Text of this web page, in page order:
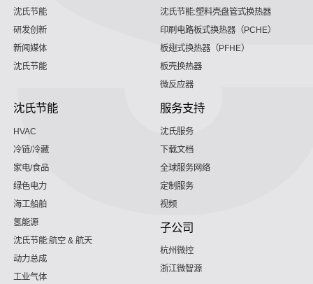
沈氏节能
研发创新
新闻媒体
沈氏节能
沈氏节能:塑料壳盘管式换热器
印刷电路板式换热器（PCHE）
板翅式换热器（PFHE）
板壳换热器
微反应器
沈氏节能
HVAC
冷链/冷藏
家电/食品
绿色电力
海工船舶
氢能源
沈氏节能:航空 & 航天
动力总成
工业气体
服务支持
沈氏服务
下载文档
全球服务网络
定制服务
视频
子公司
杭州微控
浙江微智源